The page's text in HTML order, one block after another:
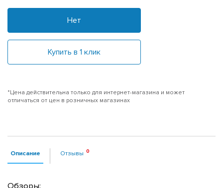
Нет
Купить в 1 клик
*Цена действительна только для интернет-магазина и может
отличаться от цен в розничных магазинах
Описание Отзывы
Обзоры: